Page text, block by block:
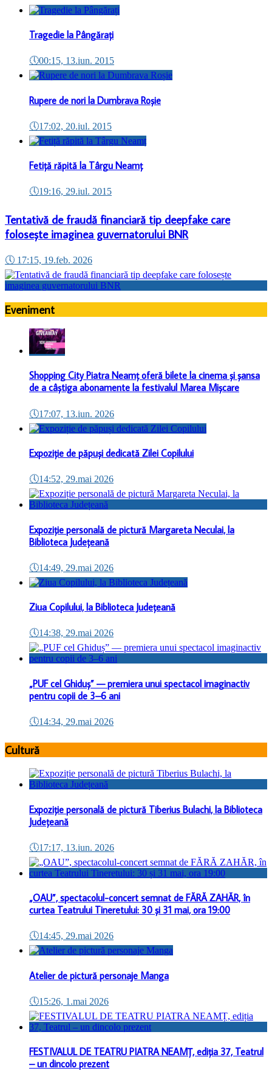
Tragedie la Pângărați
🕔00:15, 13.iun. 2015
Rupere de nori la Dumbrava Roșie
🕔17:02, 20.iul. 2015
Fetiță răpită la Târgu Neamț
🕔19:16, 29.iul. 2015
Tentativă de fraudă financiară tip deepfake care
folosește imaginea guvernatorului BNR
🕔 17:15, 19.feb. 2026
Eveniment
Shopping City Piatra Neamț oferă bilete la cinema și șansa
de a câștiga abonamente la festivalul Marea Mișcare
🕔17:07, 13.iun. 2026
Expoziție de păpuși dedicată Zilei Copilului
🕔14:52, 29.mai 2026
Expoziție personală de pictură Margareta Neculai, la
Biblioteca Județeană
🕔14:49, 29.mai 2026
Ziua Copilului, la Biblioteca Județeană
🕔14:38, 29.mai 2026
„PUF cel Ghiduș” — premiera unui spectacol imaginactiv
pentru copii de 3–6 ani
🕔14:34, 29.mai 2026
Cultură
Expoziție personală de pictură Tiberius Bulachi, la Biblioteca
Județeană
🕔17:17, 13.iun. 2026
„OAU”, spectacolul-concert semnat de FĂRĂ ZAHĂR, în
curtea Teatrului Tineretului: 30 și 31 mai, ora 19:00
🕔14:45, 29.mai 2026
Atelier de pictură personaje Manga
🕔15:26, 1.mai 2026
FESTIVALUL DE TEATRU PIATRA NEAMȚ, ediția 37, Teatrul
– un dincolo prezent